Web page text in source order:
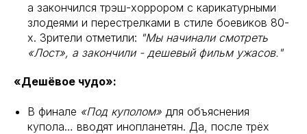
а закончился трэш-хоррором с карикатурными
злодеями и перестрелками в стиле боевиков 80-
х. Зрители отметили: "Мы начинали смотреть
«Лост», а закончили - дешевый фильм ужасов."
«Дешёвое чудо»:
В финале «Под куполом» для объяснения
купола… вводят инопланетян. Да, после трёх